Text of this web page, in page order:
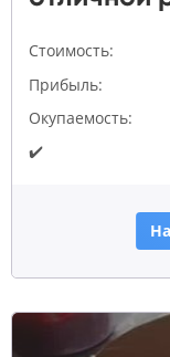
Стоимость:
Прибыль:
Окупаемость:
✔️